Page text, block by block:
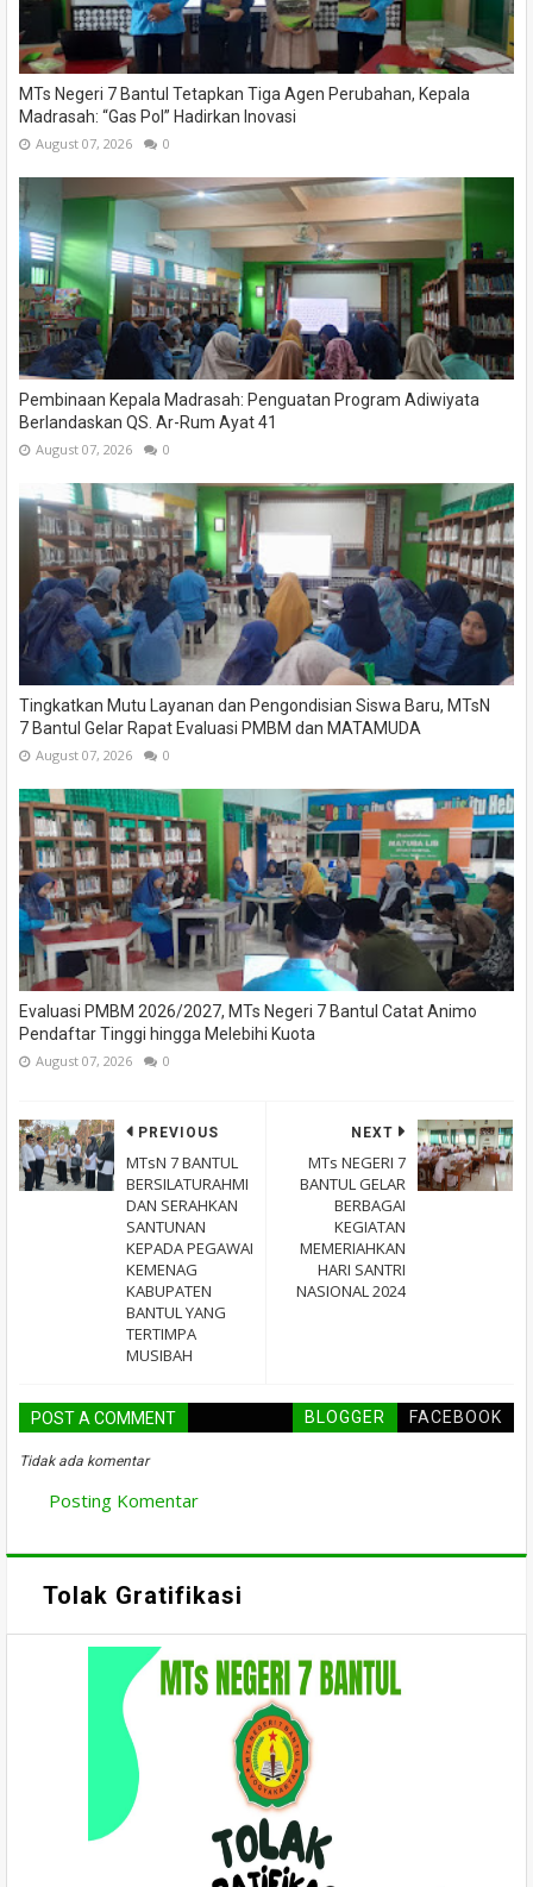
MTs Negeri 7 Bantul Tetapkan Tiga Agen Perubahan, Kepala
Madrasah: “Gas Pol” Hadirkan Inovasi
August 07, 2026 0
Pembinaan Kepala Madrasah: Penguatan Program Adiwiyata
Berlandaskan QS. Ar-Rum Ayat 41
August 07, 2026 0
Tingkatkan Mutu Layanan dan Pengondisian Siswa Baru, MTsN
7 Bantul Gelar Rapat Evaluasi PMBM dan MATAMUDA
August 07, 2026 0
Evaluasi PMBM 2026/2027, MTs Negeri 7 Bantul Catat Animo
Pendaftar Tinggi hingga Melebihi Kuota
August 07, 2026 0
NEXT
MTs NEGERI 7
BANTUL GELAR
BERBAGAI
KEGIATAN
MEMERIAHKAN
HARI SANTRI
NASIONAL 2024
PREVIOUS
MTsN 7 BANTUL
BERSILATURAHMI
DAN SERAHKAN
SANTUNAN
KEPADA PEGAWAI
KEMENAG
KABUPATEN
BANTUL YANG
TERTIMPA
MUSIBAH
POST A COMMENT BLOGGER FACEBOOK
Tidak ada komentar
Posting Komentar
Tolak Gratifikasi